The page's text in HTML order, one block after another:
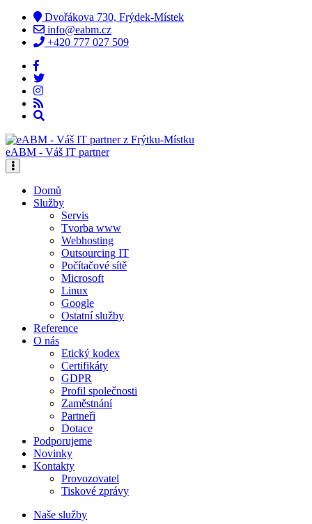
Dvořákova 730, Frýdek-Místek
info@eabm.cz
+420 777 027 509
eABM - Váš IT partner
Domů
Služby
Servis
Tvorba www
Webhosting
Outsourcing IT
Počítačové sítě
Microsoft
Linux
Google
Ostatní služby
Reference
O nás
Etický kodex
Certifikáty
GDPR
Profil společnosti
Zaměstnání
Partneři
Dotace
Podporujeme
Novinky
Kontakty
Provozovatel
Tiskové zprávy
Naše služby